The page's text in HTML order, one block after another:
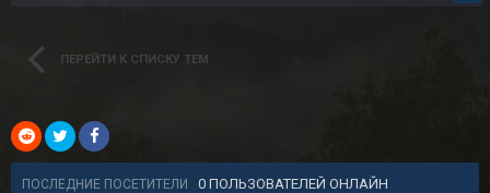
ПЕРЕЙТИ К СПИСКУ ТЕМ
ПОСЛЕДНИЕ ПОСЕТИТЕЛИ 0 ПОЛЬЗОВАТЕЛЕЙ ОНЛАЙН